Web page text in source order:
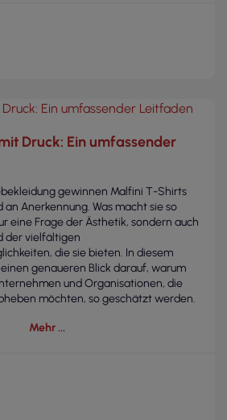
Druck: Ein umfassender
gewinnen Malfini T-Shirts
Anerkennung. Was macht sie so
eine Frage der Ästhetik, sondern auch
der vielfältigen
die sie bieten. In diesem
genaueren Blick darauf, warum
und Organisationen, die
möchten, so geschätzt werden.
Mehr